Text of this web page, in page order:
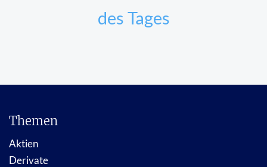
des Tages
Themen
Aktien
Derivate